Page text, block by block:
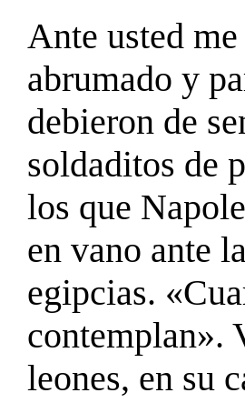
Ante usted
abrumado y
debieron de
soldaditos de
los que
en vano ante
egipcias.
contemplan».
leones, en su